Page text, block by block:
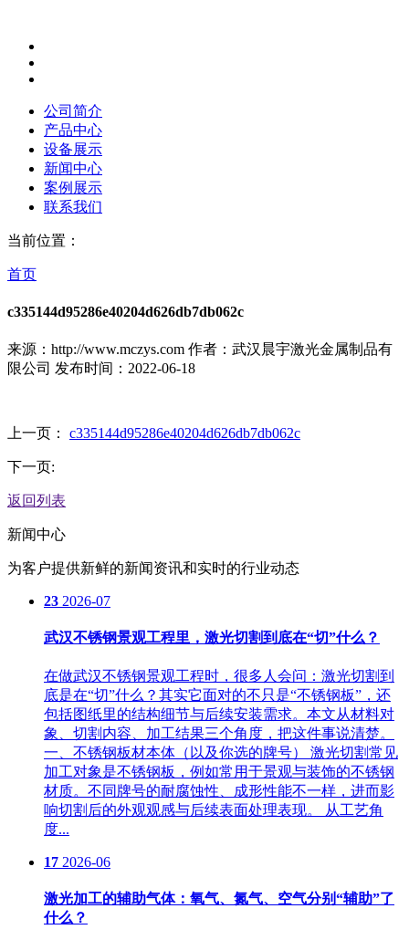
公司简介
产品中心
设备展示
新闻中心
案例展示
联系我们
当前位置：
首页
c335144d95286e40204d626db7db062c
来源：http://www.mczys.com 作者：武汉晨宇激光金属制品有
限公司 发布时间：2022-06-18
上一页： c335144d95286e40204d626db7db062c
下一页:
返回列表
新闻中心
为客户提供新鲜的新闻资讯和实时的行业动态
23 2026-07
武汉不锈钢景观工程里，激光切割到底在“切”什么？
在做武汉不锈钢景观工程时，很多人会问：激光切割到
底是在“切”什么？其实它面对的不只是“不锈钢板”，还
包括图纸里的结构细节与后续安装需求。本文从材料对
象、切割内容、加工结果三个角度，把这件事说清楚。
一、不锈钢板材本体（以及你选的牌号） 激光切割常见
加工对象是不锈钢板，例如常用于景观与装饰的不锈钢
材质。不同牌号的耐腐蚀性、成形性能不一样，进而影
响切割后的外观观感与后续表面处理表现。 从工艺角
度...
17 2026-06
激光加工的辅助气体：氧气、氮气、空气分别“辅助”了
什么？